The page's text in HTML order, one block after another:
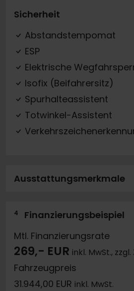
Sicherheit
Abstandstempomat
ESP
Elektrische
Isofix (Beifahrersitz)
Spurhalteassistent
Totwinkel-Assistent
Ausstattungsmerkmale
4
Finanzierungsbeispiel
Mtl. Finanzierungsrate
269,- EUR inkl. MwSt.,
Fahrzeugpreis
31.944,00 EUR inkl. MwSt.